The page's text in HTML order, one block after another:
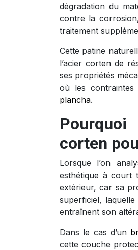
dégradation du
contre la
traitement
Cette patine
l’acier corten de
ses propriétés
où les contraintes
plancha.
corten
Lorsque l’on
esthétique à court
extérieur, car sa
superficiel,
entraînent son
Dans le cas d’un
cette couche